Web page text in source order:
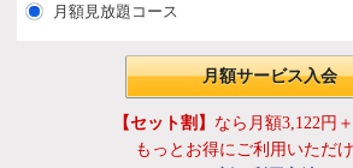
月額見放題コース
月額サービス入会
【セット割】 なら月額3,122円
もっとお得にご利用いただけ